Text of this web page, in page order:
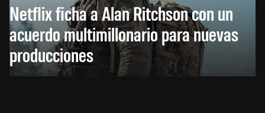
Netflix ficha a Alan Ritchson con un
acuerdo multimillonario para nuevas
producciones